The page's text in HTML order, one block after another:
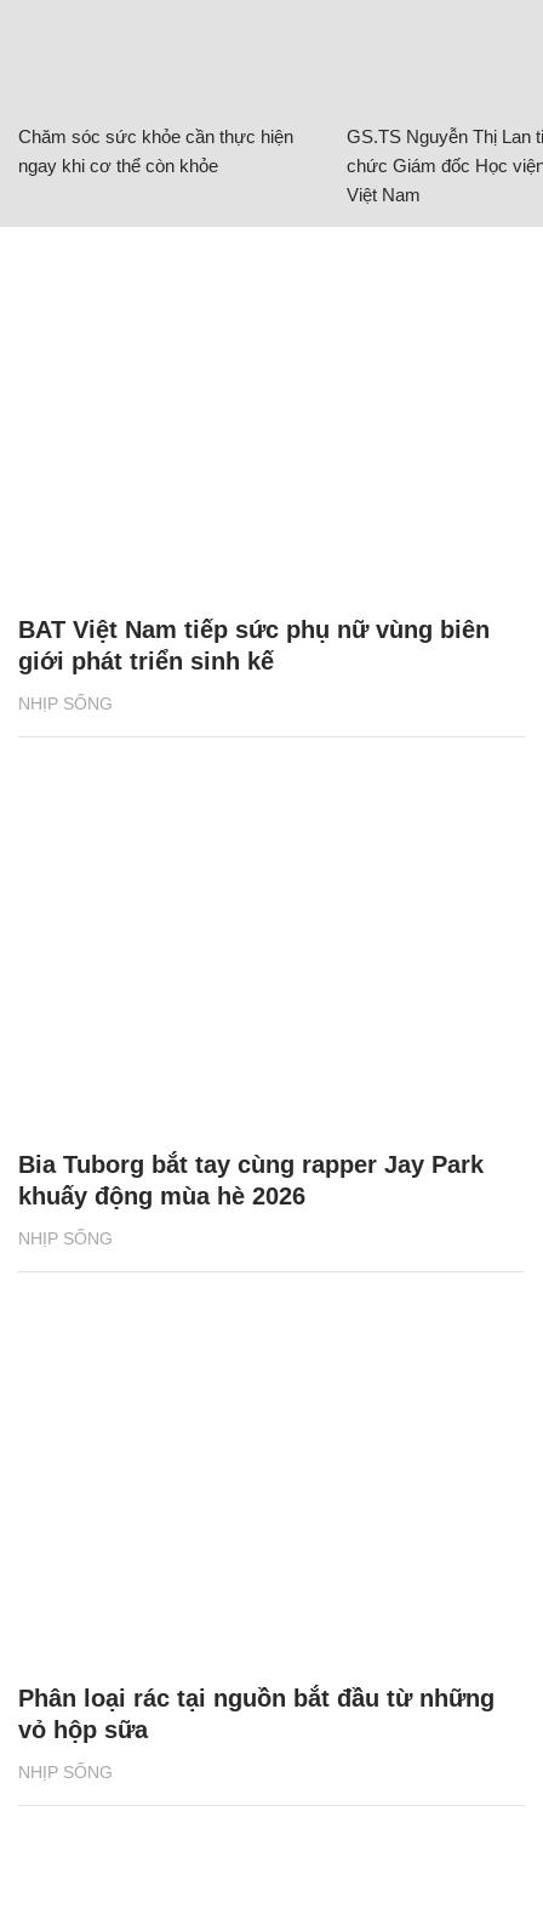
Chăm sóc sức khỏe cần thực hiện
ngay khi cơ thể còn khỏe
GS.TS Nguyễn Thị Lan
chức Giám đốc Học
Việt Nam
NHỊP SỐNG
BAT Việt Nam tiếp sức phụ nữ vùng biên
giới phát triển sinh kế
NHỊP SỐNG
Bia Tuborg bắt tay cùng rapper Jay Park
khuấy động mùa hè 2026
NHỊP SỐNG
Phân loại rác tại nguồn bắt đầu từ những
vỏ hộp sữa